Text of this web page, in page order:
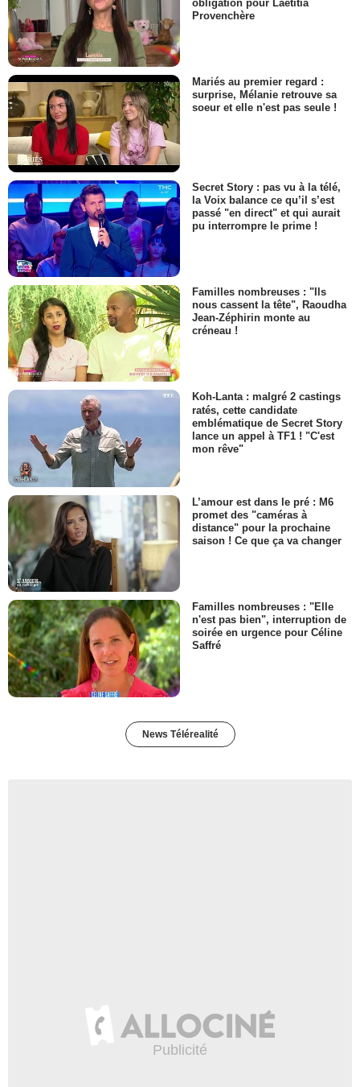
obligation pour Laëtitia
Provenchère
Mariés au premier regard :
surprise, Mélanie retrouve sa
soeur et elle n'est pas seule !
Secret Story : pas vu à la télé,
la Voix balance ce qu’il s’est
passé "en direct" et qui aurait
pu interrompre le prime !
Familles nombreuses : "Ils
nous cassent la tête", Raoudha
Jean-Zéphirin monte au
créneau !
Koh-Lanta : malgré 2 castings
ratés, cette candidate
emblématique de Secret Story
lance un appel à TF1 ! "C'est
mon rêve"
L’amour est dans le pré : M6
promet des "caméras à
distance" pour la prochaine
saison ! Ce que ça va changer
Familles nombreuses : "Elle
n'est pas bien", interruption de
soirée en urgence pour Céline
Saffré
News Télérealité